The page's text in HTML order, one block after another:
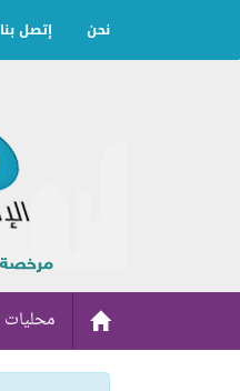
نحن إتصل بنا
محليات